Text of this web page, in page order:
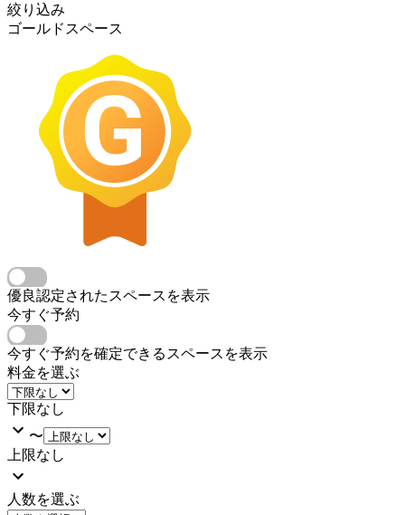
絞り込み
ゴールドスペース
優良認定されたスペースを表示
今すぐ予約
今すぐ予約を確定できるスペースを表示
料金を選ぶ
下限なし
〜
上限なし
人数を選ぶ